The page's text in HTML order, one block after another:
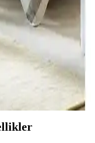
Alla Turca çift
özellikleri, kullanıcı
burada.
Modern
cm ölçüsü, pamuk-
modern yatak
estetik ve dayanıklı